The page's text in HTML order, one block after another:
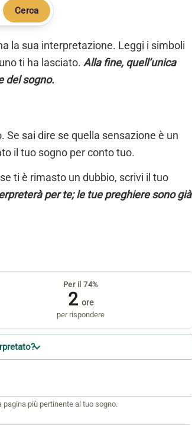
Cerca
la sua interpretazione. Leggi i simboli
ti ha lasciato. Alla fine, quell’unica
del sogno.
sai dire se quella sensazione è un
il tuo sogno per conto tuo.
ti è rimasto un dubbio, scrivi il tuo
per te; le tue preghiere sono già
Per il 74%
2 ore
per rispondere
più pertinente al tuo sogno.